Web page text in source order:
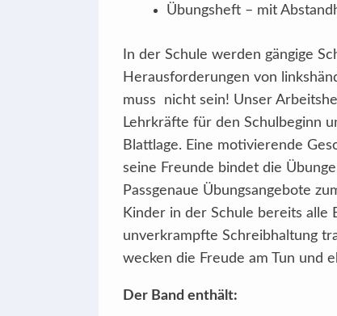
Übungsheft – mit
In der Schule werden gängige
Herausforderungen von
muss nicht sein! Unser
Lehrkräfte für den Schulbeginn
Blattlage. Eine motivierende
seine Freunde bindet die
Passgenaue Übungsangebote
Kinder in der Schule bereits alle
unverkrampfte Schreibhaltung
wecken die Freude am Tun und
Der Band enthält: